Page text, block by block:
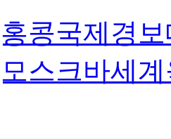
콩국제경
스크바세